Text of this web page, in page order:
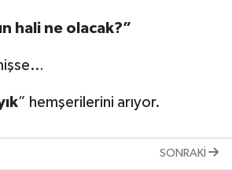
hali ne olacak?”
” hemşerilerini arıyor.
SONRAKI